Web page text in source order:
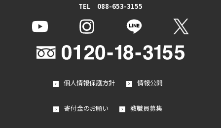
TEL 088-653-3155
個人情報保護方針 情報公開
寄付金のお願い 教職員募集